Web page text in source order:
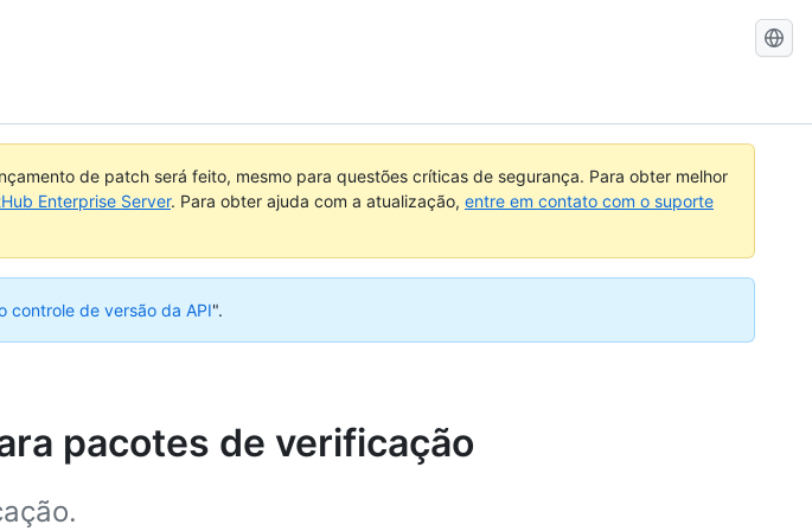
Pesquisar
de patch será feito, mesmo para questões críticas de segurança. Para obter melhor
Enterprise Server. Para obter ajuda com a atualização, entre em contato com o suporte
controle de versão da API".
pacotes de verificação